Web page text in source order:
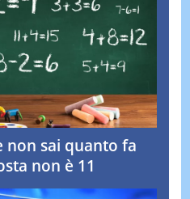
non sai quanto fa
non è 11